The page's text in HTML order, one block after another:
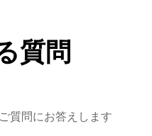
質問
質問にお答えします